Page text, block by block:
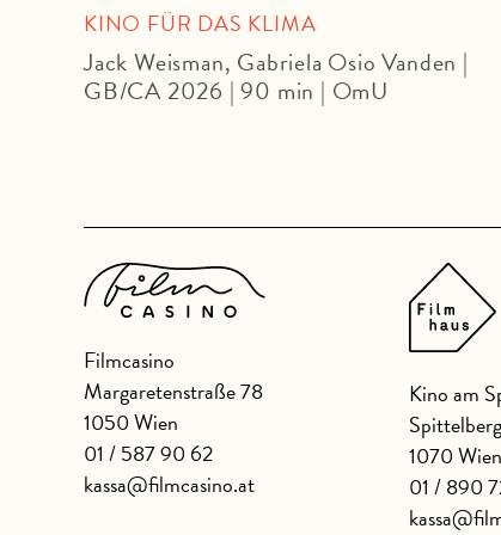
KINO FÜR DAS KLIMA
Jack Weisman, Gabriela Osio Vanden |
GB/CA 2026 | 90 min | OmU
Filmcasino
Margaretenstraße 78
1050 Wien
01 / 587 90 62
kassa@filmcasino.at
Kino am
1070 Wien
01 / 890